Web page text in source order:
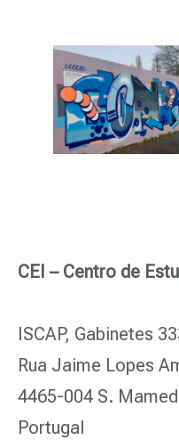
CEI – Centro de
ISCAP, Gabinetes
Rua Jaime Lopes
4465-004 S.
Portugal